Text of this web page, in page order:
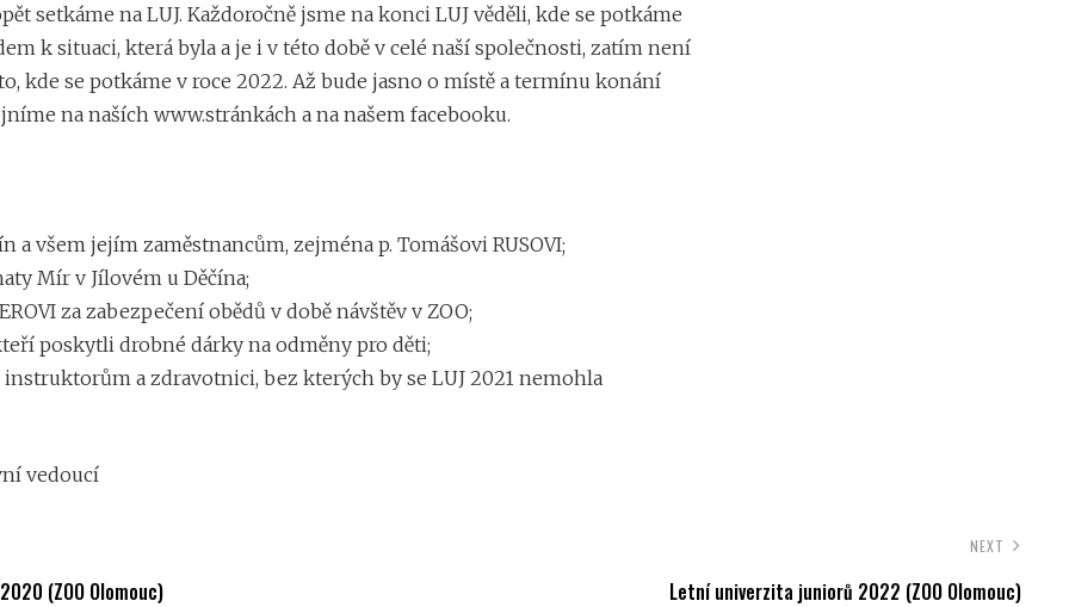
setkáme na LUJ. Každoročně jsme na konci LUJ věděli, kde se potkáme
k situaci, která byla a je i v této době v celé naší společnosti, zatím není
kde se potkáme v roce 2022. Až bude jasno o místě a termínu konání
na naších www.stránkách a na našem facebooku.
a všem jejím zaměstnancům, zejména p. Tomášovi RUSOVI;
Mír v Jílovém u Děčína;
za zabezpečení obědů v době návštěv v ZOO;
poskytli drobné dárky na odměny pro děti;
a zdravotnici, bez kterých by se LUJ 2021 nemohla
vedoucí
(ZOO Olomouc)
NEXT
Letní univerzita juniorů 2022 (ZOO Olomouc)